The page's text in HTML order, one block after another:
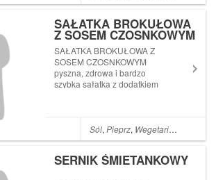
SAŁATKA BROKUŁOWA
Z SOSEM CZOSNKOWYM
SAŁATKA BROKUŁOWA Z
SOSEM CZOSNKOWYM
pyszna, zdrowa i bardzo
szybka sałatka z dodatkiem
CZOSNKOWYM Składniki: 1
brokuł 50 g sera białego
włoskich Sos: 4 łyżki j...
Sól,Pieprz, Wegetariańskie
SERNIK ŚMIETANKOWY